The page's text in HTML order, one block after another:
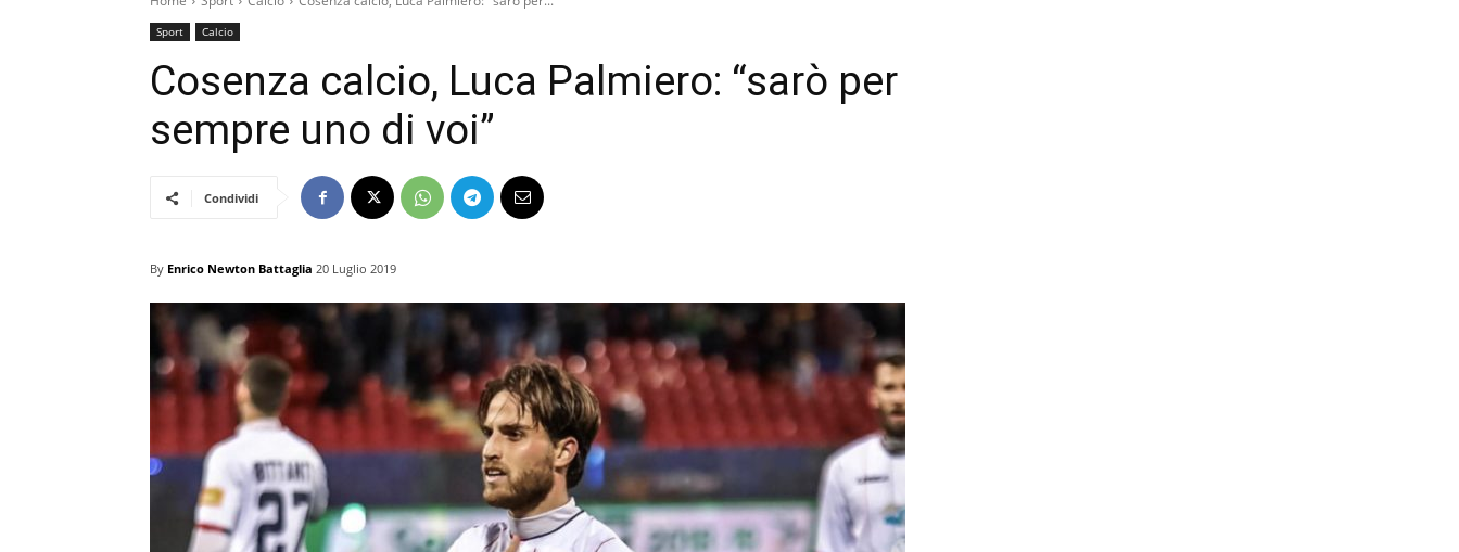
Sport Calcio
Cosenza calcio, Luca Palmiero: “sarò per
sempre uno di voi”
Condividi
By Enrico Newton Battaglia 20 Luglio 2019